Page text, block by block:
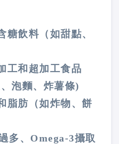
糖飲料（如甜點、
工和超加工食品
泡麵、炸薯條)
脂肪（如炸物、餅
多、Omega-3攝取